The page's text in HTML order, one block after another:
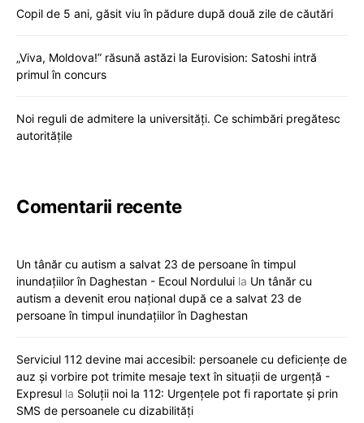
Copil de 5 ani, găsit viu în pădure după două zile de căutări
„Viva, Moldova!” răsună astăzi la Eurovision: Satoshi intră
primul în concurs
Noi reguli de admitere la universități. Ce schimbări pregătesc
autoritățile
Comentarii recente
Un tânăr cu autism a salvat 23 de persoane în timpul
inundațiilor în Daghestan - Ecoul Nordului la Un tânăr cu
autism a devenit erou național după ce a salvat 23 de
persoane în timpul inundațiilor în Daghestan
Serviciul 112 devine mai accesibil: persoanele cu deficiențe de
auz și vorbire pot trimite mesaje text în situații de urgență -
Expresul la Soluții noi la 112: Urgențele pot fi raportate și prin
SMS de persoanele cu dizabilități